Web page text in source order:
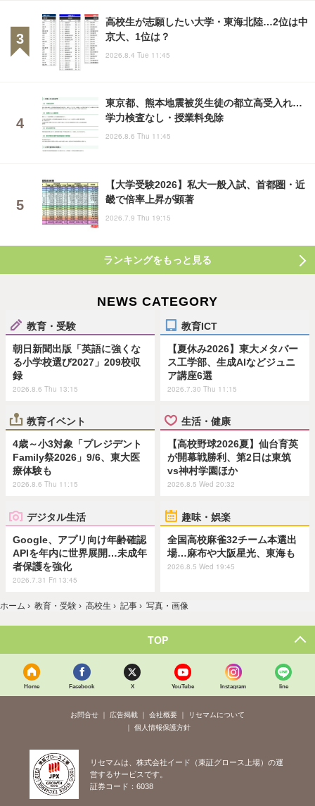
高校生が志願したい大学・東海北陸…2位は中
京大、1位は？
2026.8.4 Tue 11:45
東京都、熊本地震被災生徒の都立高受入れ…
学力検査なし・授業料免除
2026.8.6 Thu 11:45
【大学受験2026】私大一般入試、首都圏・近
畿で倍率上昇が顕著
2026.7.9 Thu 19:15
ランキングをもっと見る
NEWS CATEGORY
教育・受験
朝日新聞出版「英語に強くな
る小学校選び2027」209校収
録
2026.8.6 Thu 13:15
教育ICT
【夏休み2026】東大メタバー
ス工学部、生成AIなどジュニ
ア講座6選
2026.7.30 Thu 11:15
教育イベント
4歳～小3対象「プレジデント
Family祭2026」9/6、東大医
療体験も
2026.8.6 Thu 11:15
生活・健康
【高校野球2026夏】仙台育英
が開幕戦勝利、第2日は東筑
vs神村学園ほか
2026.8.5 Wed 20:32
デジタル生活
Google、アプリ向け年齢確認
APIを年内に世界展開…未成年
者保護を強化
2026.7.31 Fri 13:45
趣味・娯楽
全国高校麻雀32チーム本選出
場…麻布や大阪星光、東海も
2026.8.5 Wed 19:45
ホーム › 教育・受験 › 高校生 › 記事 › 写真・画像
TOP
Home Facebook X YouTube Instagram line
お問合せ 広告掲載 会社概要
リセマムについて
個人情報保護方針
リセマムは、株式会社イード（東証グロース上場）の運
営するサービスです。
証券コード：6038